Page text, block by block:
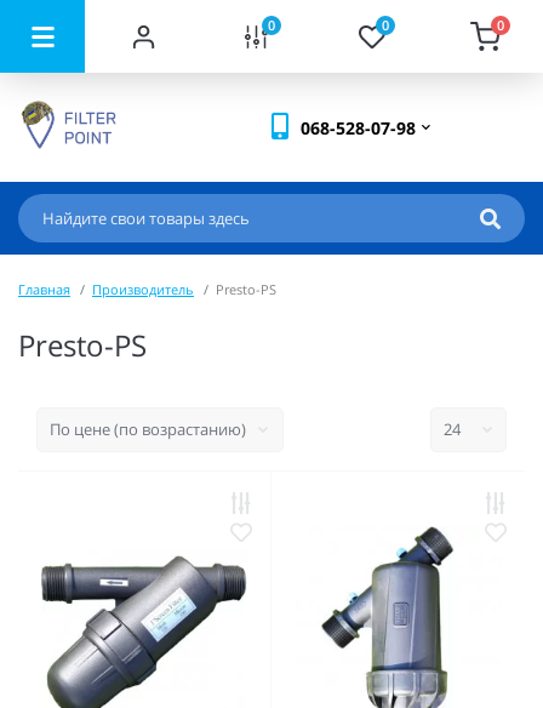
0 0 0
068-528-07-98
Главная Производитель Presto-PS
Presto-PS